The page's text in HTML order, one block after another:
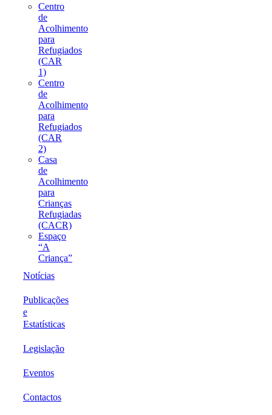
Centro
de
Acolhimento
para
Refugiados
(CAR
1)
Centro
de
Acolhimento
para
Refugiados
(CAR
2)
Casa
de
Acolhimento
para
Crianças
Refugiadas
(CACR)
Espaço
“A
Criança”
Notícias
Publicações
e
Estatísticas
Legislação
Eventos
Contactos